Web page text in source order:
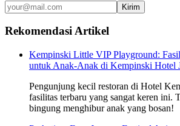
Kirim
Rekomendasi Artikel
Kempinski Little VIP Playground:
untuk Anak-Anak di Kempinski Hotel
Pengunjung kecil restoran di Hotel
fasilitas terbaru yang sangat keren ini.
bingung menghibur anak yang bosan!